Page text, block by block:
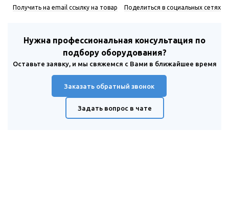
Получить на email ссылку на товар Поделиться в социальных сетях
Нужна профессиональная консультация по
подбору оборудования?
Оставьте заявку, и мы свяжемся с Вами в ближайшее время
Заказать обратный звонок
Задать вопрос в чате